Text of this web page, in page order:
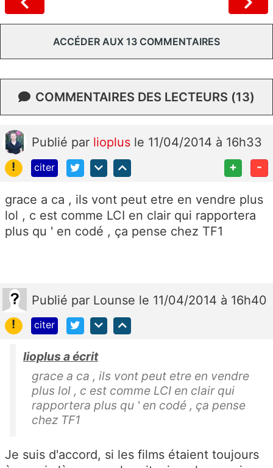
ACCÉDER AUX 13 COMMENTAIRES
COMMENTAIRES DES LECTEURS (13)
Publié par lioplus le 11/04/2014 à 16h33
!
citer + -
grace a ca , ils vont peut etre en vendre plus
lol , c est comme LCI en clair qui rapportera
plus qu ' en codé , ça pense chez TF1
Publié par Lounse le 11/04/2014 à 16h40
!
citer
lioplus a écrit
grace a ca , ils vont peut etre en vendre
plus lol , c est comme LCI en clair qui
rapportera plus qu ' en codé , ça pense
chez TF1
Je suis d'accord, si les films étaient toujours